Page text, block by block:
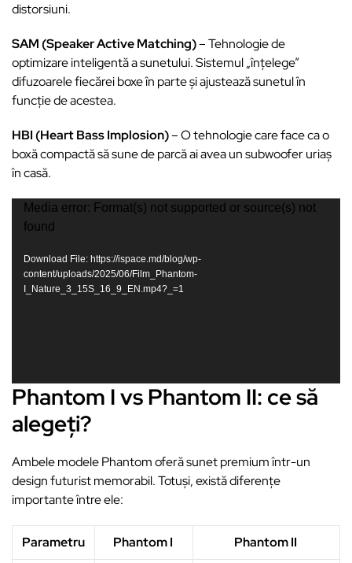
distorsiuni.
SAM (Speaker Active Matching)– Tehnologie de
optimizare inteligentă a sunetului. Sistemul „înțelege”
difuzoarele fiecărei boxe în parte și ajustează sunetul în
funcție de acestea.
HBI (Heart Bass Implosion)– O tehnologie care face ca o
boxă compactă să sune de parcă ai avea un subwoofer uriaș
în casă.
Video
Player
Media error: Format(s) not supported or source(s) not
found
Download File: https://ispace.md/blog/wp-
content/uploads/2025/06/Film_Phantom-
I_Nature_3_15S_16_9_EN.mp4?_=1
Phantom I vs Phantom II: ce să
alegeți?
Ambele modele Phantom oferă sunet premium într-un
design futurist memorabil. Totuși, există diferențe
importante între ele:
Parametru Phantom I Phantom II